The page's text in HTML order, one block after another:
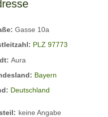
Gasse 10a
PLZ 97773
Aura
Bayern
Deutschland
keine Angabe